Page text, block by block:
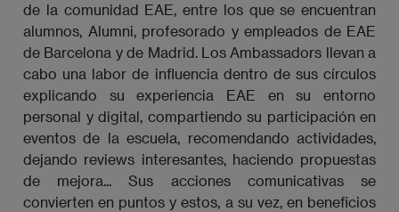
de la comunidad EAE, entre los que se encuentran
alumnos, Alumni, profesorado y empleados de EAE
de Barcelona y de Madrid. Los Ambassadors llevan a
cabo una labor de influencia dentro de sus círculos
explicando su experiencia EAE en su entorno
personal y digital, compartiendo su participación en
eventos de la escuela, recomendando actividades,
dejando reviews interesantes, haciendo propuestas
de mejora... Sus acciones comunicativas se
convierten en puntos y estos, a su vez, en beneficios